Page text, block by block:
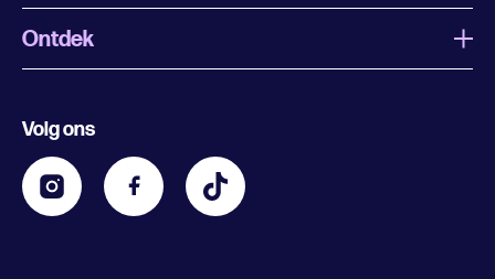
Wat is Uitagenda Rotterdam
Contact
Zakelijk
Ontdek
Kids
Volg ons